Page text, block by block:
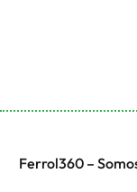
Ferrol360 –